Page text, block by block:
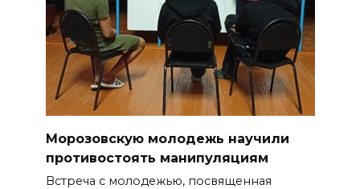
Морозовскую молодежь научили
противостоять манипуляциям
Встреча с молодежью, посвященная